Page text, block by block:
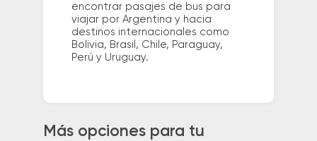
encontrar pasajes de bus para
viajar por Argentina y hacia
destinos internacionales como
Bolivia, Brasil, Chile, Paraguay,
Perú y Uruguay.
Más opciones para tu